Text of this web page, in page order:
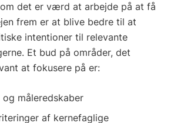
det er værd at arbejde på at få
frem er at blive bedre til at
intentioner til relevante
Et bud på områder, det
at fokusere på er:
og måleredskaber
af kernefaglige